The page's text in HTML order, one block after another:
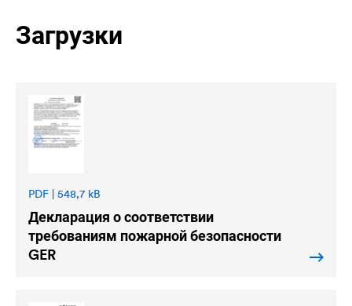
Загрузки
PDF | 548,7 kB
Декларация о соответствии
требованиям пожарной безопасности
GER